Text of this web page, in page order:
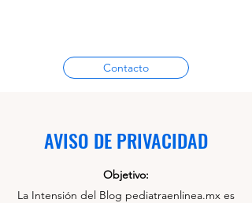
Contacto
AVISO DE PRIVACIDAD
Objetivo:
La Intensión del Blog pediatraenlinea.mx es